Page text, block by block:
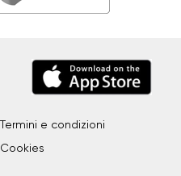
Termini e condizioni
Cookies